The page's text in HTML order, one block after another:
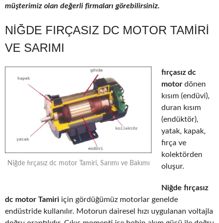
müşterimiz olan değerli firmaları görebilirsiniz.
NIĞDE FIRÇASIZ DC MOTOR TAMIRI
VE SARIMI
Niğde fırçasız dc motor Tamiri, Sarımı ve Bakımı
fırçasız dc
motor dönen
kısım (endüvi),
duran kısım
(endüktör),
yatak, kapak,
fırça ve
kolektörden
oluşur.
Niğde fırçasız
dc motor Tamiri için gördüğümüz motorlar genelde
endüstride kullanılır. Motorun dairesel hızı uygulanan voltajla